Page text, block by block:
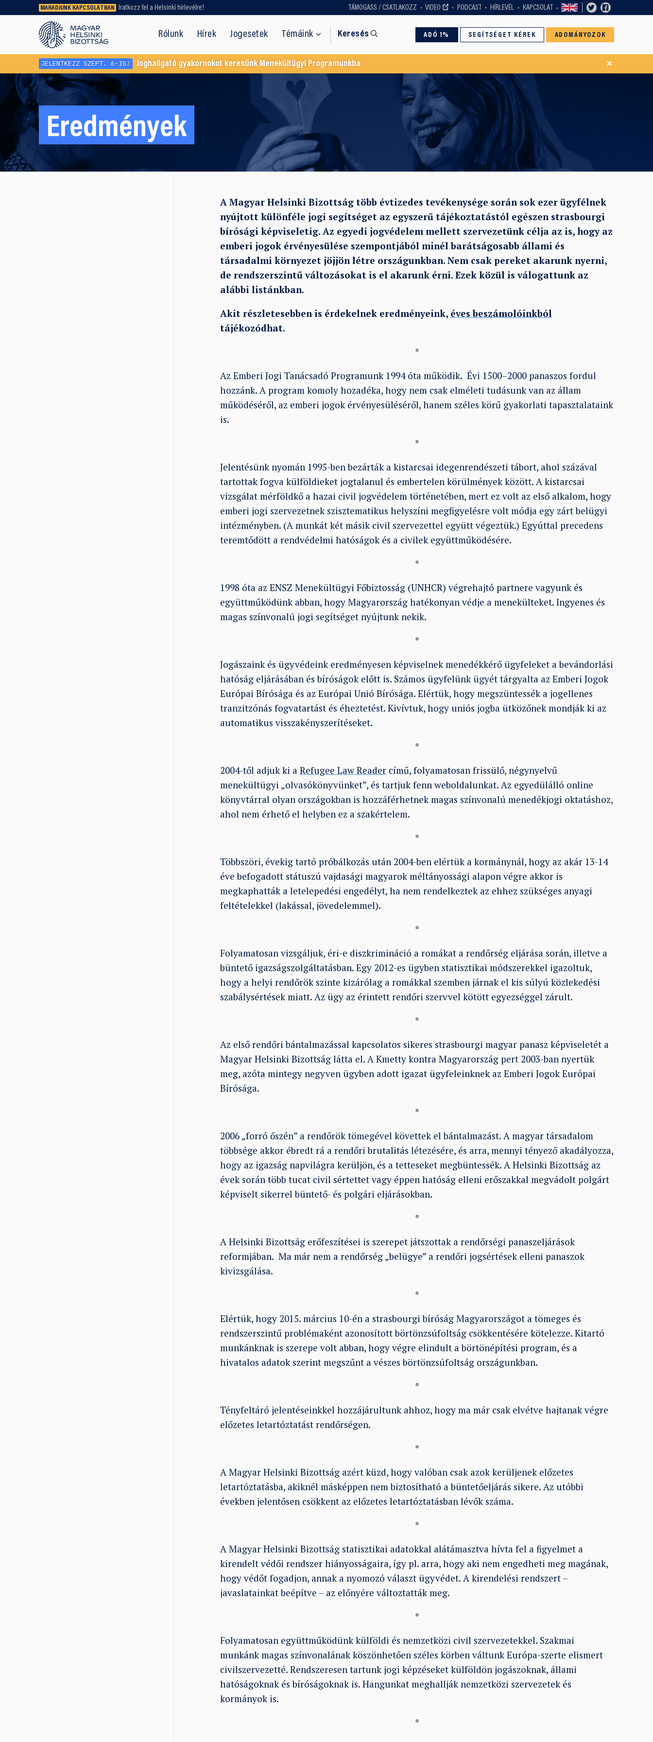
MARADJUNK KAPCSOLATBAN Iratkozz fel a Helsinki hírlevélre! TÁMOGASS / CSATLAKOZZ VIDEO PODCAST HÍRLEVÉL KAPCSOLAT
Rólunk Hírek Jogesetek Témáink Keresés ADÓ 1% SEGÍTSÉGET KÉREK ADOMÁNYOZOK
Régebbi tartalmat vagy
dokumentumot keresel? Használd a
keresőnket!
JELENTKEZZ SZEPT. 6-IG! Joghallgató gyakornokot keresünk Menekültügyi Programunkba ×
Eredmények
A Magyar Helsinki Bizottság több évtizedes tevékenysége során sok ezer ügyfélnek
nyújtott különféle jogi segítséget az egyszerű tájékoztatástól egészen strasbourgi
bírósági képviseletig. Az egyedi jogvédelem mellett szervezetünk célja az is, hogy az
emberi jogok érvényesülése szempontjából minél barátságosabb állami és
társadalmi környezet jöjjön létre országunkban. Nem csak pereket akarunk nyerni,
de rendszerszintű változásokat is el akarunk érni. Ezek közül is válogattunk az
alábbi listánkban.
Akit részletesebben is érdekelnek eredményeink, éves beszámolóinkból
tájékozódhat.
*
Az Emberi Jogi Tanácsadó Programunk 1994 óta működik. Évi 1500–2000 panaszos fordul
hozzánk. A program komoly hozadéka, hogy nem csak elméleti tudásunk van az állam
működéséről, az emberi jogok érvényesüléséről, hanem széles körű gyakorlati tapasztalataink
is.
*
Jelentésünk nyomán 1995-ben bezárták a kistarcsai idegenrendészeti tábort, ahol százával
tartottak fogva külföldieket jogtalanul és embertelen körülmények között. A kistarcsai
vizsgálat mérföldkő a hazai civil jogvédelem történetében, mert ez volt az első alkalom, hogy
emberi jogi szervezetnek szisztematikus helyszíni megfigyelésre volt módja egy zárt belügyi
intézményben. (A munkát két másik civil szervezettel együtt végeztük.) Egyúttal precedens
teremtődött a rendvédelmi hatóságok és a civilek együttműködésére.
*
1998 óta az ENSZ Menekültügyi Főbiztosság (UNHCR) végrehajtó partnere vagyunk és
együttműködünk abban, hogy Magyarország hatékonyan védje a menekülteket. Ingyenes és
magas színvonalú jogi segítséget nyújtunk nekik.
*
Jogászaink és ügyvédeink eredményesen képviselnek menedékkérő ügyfeleket a bevándorlási
hatóság eljárásában és bíróságok előtt is. Számos ügyfelünk ügyét tárgyalta az Emberi Jogok
Európai Bírósága és az Európai Unió Bírósága. Elértük, hogy megszüntessék a jogellenes
tranzitzónás fogvatartást és éheztetést. Kivívtuk, hogy uniós jogba ütközőnek mondják ki az
automatikus visszakényszerítéseket.
*
2004-től adjuk ki aRefugee Law Reader című, folyamatosan frissülő, négynyelvű
menekültügyi „olvasókönyvünket”, és tartjuk fenn weboldalunkat. Az egyedülálló online
könyvtárral olyan országokban is hozzáférhetnek magas színvonalú menedékjogi oktatáshoz,
ahol nem érhető el helyben ez a szakértelem.
*
Többszöri, évekig tartó próbálkozás után 2004-ben elértük a kormánynál, hogy az akár 13-14
éve befogadott státuszú vajdasági magyarok méltányossági alapon végre akkor is
megkaphatták a letelepedési engedélyt, ha nem rendelkeztek az ehhez szükséges anyagi
feltételekkel (lakással, jövedelemmel).
*
Folyamatosan vizsgáljuk, éri-e diszkrimináció a romákat a rendőrség eljárása során, illetve a
büntető igazságszolgáltatásban. Egy 2012-es ügyben statisztikai módszerekkel igazoltuk,
hogy a helyi rendőrök szinte kizárólag a romákkal szemben járnak el kis súlyú közlekedési
szabálysértések miatt. Az ügy az érintett rendőri szervvel kötött egyezséggel zárult.
*
Az első rendőri bántalmazással kapcsolatos sikeres strasbourgi magyar panasz képviseletét a
Magyar Helsinki Bizottság látta el. A Kmetty kontra Magyarország pert 2003-ban nyertük
meg, azóta mintegy negyven ügyben adott igazat ügyfeleinknek az Emberi Jogok Európai
Bírósága.
*
2006 „forró őszén” a rendőrök tömegével követtek el bántalmazást. A magyar társadalom
többsége akkor ébredt rá a rendőri brutalitás létezésére, és arra, mennyi tényező akadályozza,
hogy az igazság napvilágra kerüljön, és a tetteseket megbüntessék. A Helsinki Bizottság az
évek során több tucat civil sértettet vagy éppen hatóság elleni erőszakkal megvádolt polgárt
képviselt sikerrel büntető- és polgári eljárásokban.
*
A Helsinki Bizottság erőfeszítései is szerepet játszottak a rendőrségi panaszeljárások
reformjában. Ma már nem a rendőrség „belügye” a rendőri jogsértések elleni panaszok
kivizsgálása.
*
Elértük, hogy 2015. március 10-én a strasbourgi bíróság Magyarországot a tömeges és
rendszerszintű problémaként azonosított börtönzsúfoltság csökkentésére kötelezze. Kitartó
munkánknak is szerepe volt abban, hogy végre elindult a börtönépítési program, és a
hivatalos adatok szerint megszűnt a vészes börtönzsúfoltság országunkban.
*
Tényfeltáró jelentéseinkkel hozzájárultunk ahhoz, hogy ma már csak elvétve hajtanak végre
előzetes letartóztatást rendőrségen.
*
A Magyar Helsinki Bizottság azért küzd, hogy valóban csak azok kerüljenek előzetes
letartóztatásba, akiknél másképpen nem biztosítható a büntetőeljárás sikere. Az utóbbi
években jelentősen csökkent az előzetes letartóztatásban lévők száma.
*
A Magyar Helsinki Bizottság statisztikai adatokkal alátámasztva hívta fel a figyelmet a
kirendelt védői rendszer hiányosságaira, így pl. arra, hogy aki nem engedheti meg magának,
hogy védőt fogadjon, annak a nyomozó választ ügyvédet. A kirendelési rendszert –
javaslatainkat beépítve – az előnyére változtatták meg.
*
Folyamatosan együttműködünk külföldi és nemzetközi civil szervezetekkel. Szakmai
munkánk magas színvonalának köszönhetően széles körben váltunk Európa-szerte elismert
civilszervezetté. Rendszeresen tartunk jogi képzéseket külföldön jogászoknak, állami
hatóságoknak és bíróságoknak is. Hangunkat meghallják nemzetközi szervezetek és
kormányok is.
*